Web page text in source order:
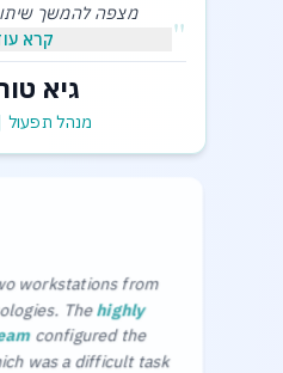
מצפה להמשך
גיא תורג'מן-
" קרא
גיא
מנהל תפעול
workstations from
Thehighly
configured the
was a difficult task